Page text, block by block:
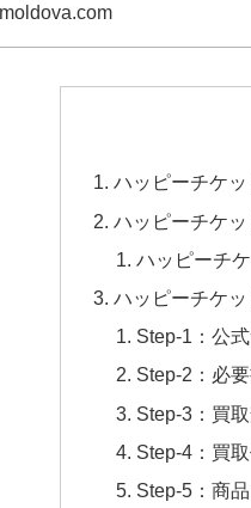
ハッピーチケ
ハッピーチケ
ハッピーチ
ハッピーチケ
Step-1：公
Step-2：必
Step-3：買
Step-4：買
Step-5：商